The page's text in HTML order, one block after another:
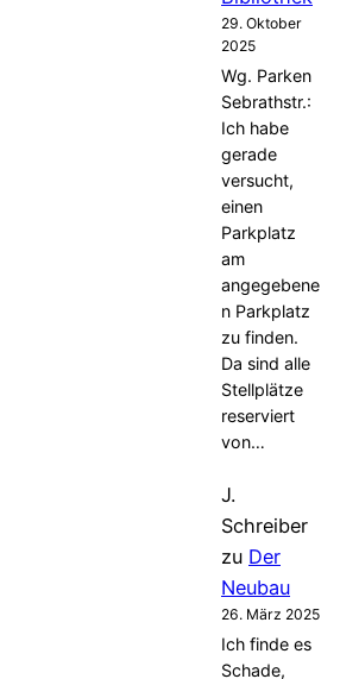
29. Oktober
2025
Wg. Parken
Sebrathstr.:
Ich habe
gerade
versucht,
einen
Parkplatz
am
angegebene
n Parkplatz
zu finden.
Da sind alle
Stellplätze
reserviert
von…
J.
Schreiber
zu Der
Neubau
26. März 2025
Ich finde es
Schade,